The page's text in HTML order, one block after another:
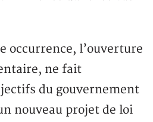
occurrence, l’ouverture
ne fait
du gouvernement
nouveau projet de loi